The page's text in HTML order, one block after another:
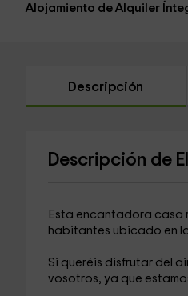
Alojamiento de Alquiler
Descripción
Descripción de
Esta encantadora casa
habitantes ubicado en
Si queréis disfrutar del
vosotros, ya que